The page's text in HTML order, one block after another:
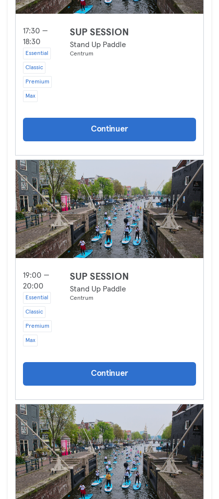
17:30 —
18:30
Essential
Classic
Premium
Max
SUP SESSION
Stand Up Paddle
Centrum
Continuer
19:00 —
20:00
Essential
Classic
Premium
Max
SUP SESSION
Stand Up Paddle
Centrum
Continuer